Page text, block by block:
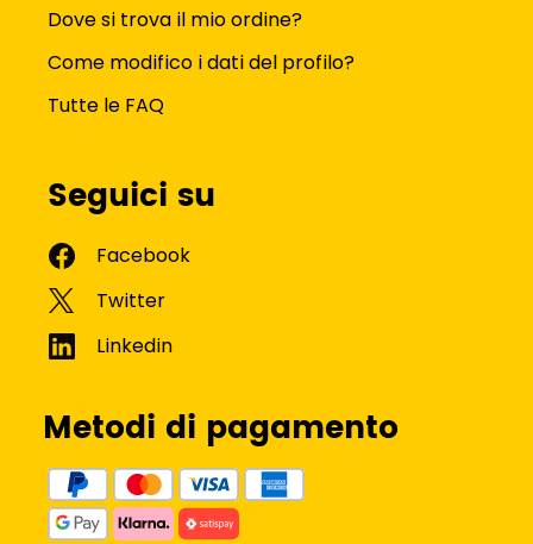
Dove si trova il mio ordine?
Come modifico i dati del profilo?
Tutte le FAQ
Seguici su
Metodi di pagamento